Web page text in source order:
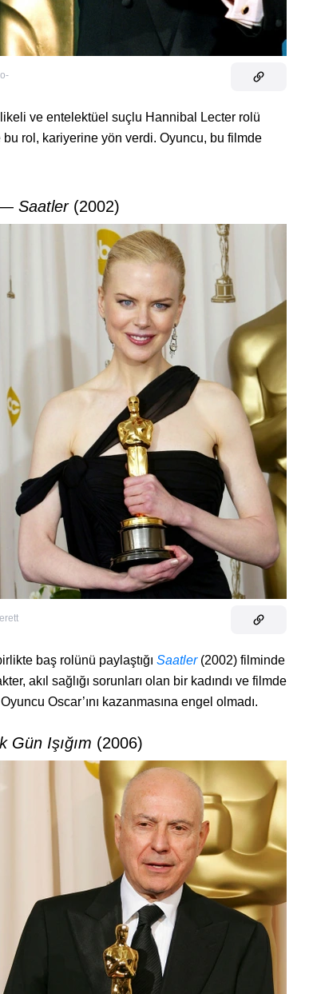
ve entelektüel suçlu Hannibal Lecter rolü
bu rol, kariyerine yön verdi. Oyuncu, bu filmde
— Saatler(2002)
baş rolünü paylaştığı Saatler(2002) filminde
akıl sağlığı sorunları olan bir kadındı ve filmde
Oscar’ını kazanmasına engel olmadı.
Gün Işığım (2006)